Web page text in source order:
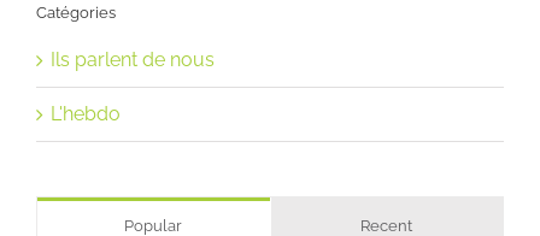
Catégories
Ils parlent de nous
L'hebdo
Popular Recent